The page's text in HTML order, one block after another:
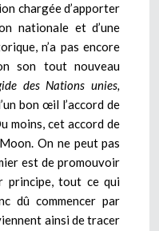
chargée d’apporter
nationale et d’une
n’a pas encore
son tout nouveau
des Nations unies,
bon œil l’accord de
moins, cet accord de
On ne peut pas
est de promouvoir
principe, tout ce qui
dû commencer par
ainsi de tracer